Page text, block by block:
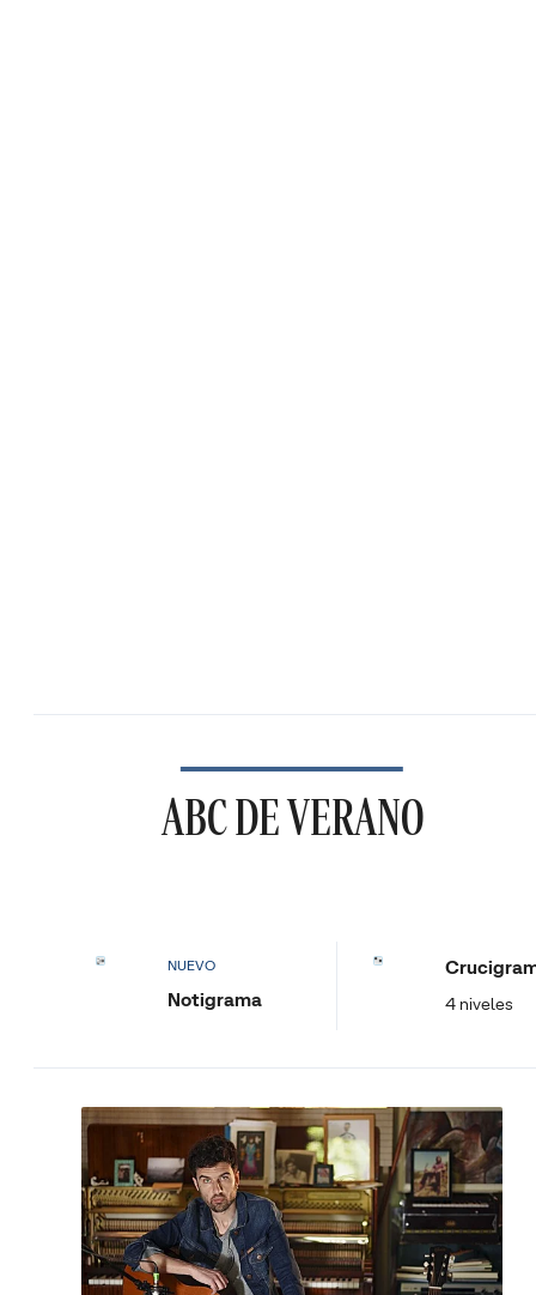
ABC DE VERANO
NUEVO
Notigrama 4 niveles